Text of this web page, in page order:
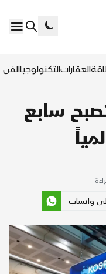
العقاراتالتكنولوجياالفن
سابع
على واتساب